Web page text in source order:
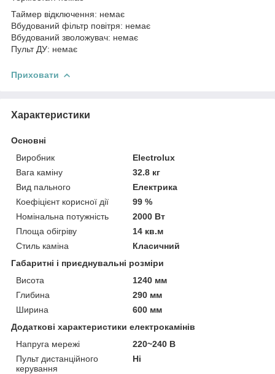
Таймер відключення: немає
Вбудований фільтр повітря: немає
Вбудований зволожувач: немає
Пульт ДУ: немає
Приховати
Характеристики
Основні
Виробник
Electrolux
Вага каміну
32.8 кг
Вид пального
Електрика
Коефіцієнт корисної дії
99 %
Номінальна потужність
2000 Вт
Площа обігріву
14 кв.м
Стиль каміна
Класичний
Габаритні і приєднувальні розміри
Висота
1240 мм
Глибина
290 мм
Ширина
600 мм
Додаткові характеристики електрокамінів
Напруга мережі
220~240 В
Пульт дистанційного
керування
Ні